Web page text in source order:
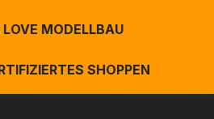
MODELLBAU
SHOPPEN